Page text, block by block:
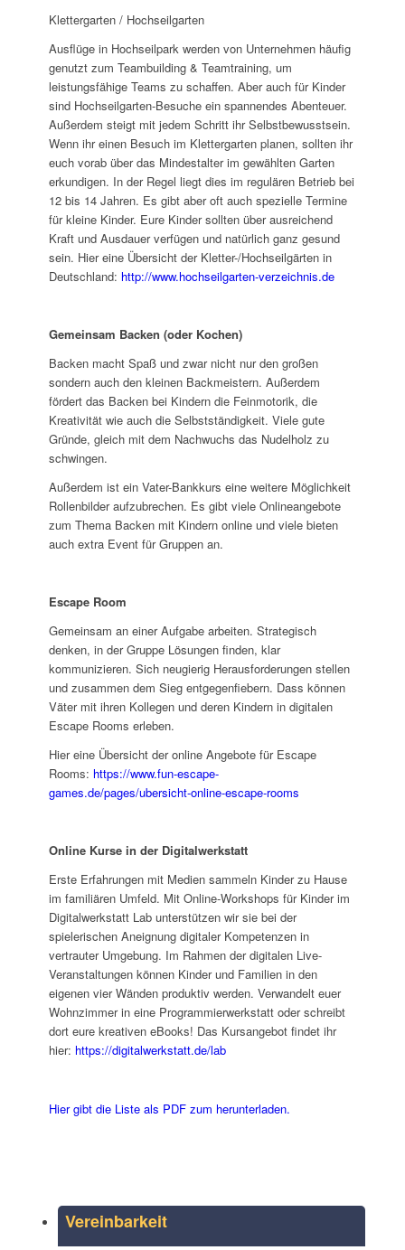
Vereinbarkeit
Klettergarten / Hochseilgarten
Ausflüge in Hochseilpark werden von Unternehmen häufig
genutzt zum Teambuilding & Teamtraining, um
leistungsfähige Teams zu schaffen. Aber auch für Kinder
sind Hochseilgarten-Besuche ein spannendes Abenteuer.
Außerdem steigt mit jedem Schritt ihr Selbstbewusstsein.
Wenn ihr einen Besuch im Klettergarten planen, sollten ihr
euch vorab über das Mindestalter im gewählten Garten
erkundigen. In der Regel liegt dies im regulären Betrieb bei
12 bis 14 Jahren. Es gibt aber oft auch spezielle Termine
für kleine Kinder. Eure Kinder sollten über ausreichend
Kraft und Ausdauer verfügen und natürlich ganz gesund
sein. Hier eine Übersicht der Kletter-/Hochseilgärten in
Deutschland: http://www.hochseilgarten-verzeichnis.de
Gemeinsam Backen (oder Kochen)
Backen macht Spaß und zwar nicht nur den großen
sondern auch den kleinen Backmeistern. Außerdem
fördert das Backen bei Kindern die Feinmotorik, die
Kreativität wie auch die Selbstständigkeit. Viele gute
Gründe, gleich mit dem Nachwuchs das Nudelholz zu
schwingen.
Außerdem ist ein Vater-Bankkurs eine weitere Möglichkeit
Rollenbilder aufzubrechen. Es gibt viele Onlineangebote
zum Thema Backen mit Kindern online und viele bieten
auch extra Event für Gruppen an.
Escape Room
Gemeinsam an einer Aufgabe arbeiten. Strategisch
denken, in der Gruppe Lösungen finden, klar
kommunizieren. Sich neugierig Herausforderungen stellen
und zusammen dem Sieg entgegenfiebern. Dass können
Väter mit ihren Kollegen und deren Kindern in digitalen
Escape Rooms erleben.
Hier eine Übersicht der online Angebote für Escape
Rooms: https://www.fun-escape-
games.de/pages/ubersicht-online-escape-rooms
Online Kurse in der Digitalwerkstatt
Erste Erfahrungen mit Medien sammeln Kinder zu Hause
im familiären Umfeld. Mit Online-Workshops für Kinder im
Digitalwerkstatt Lab unterstützen wir sie bei der
spielerischen Aneignung digitaler Kompetenzen in
vertrauter Umgebung. Im Rahmen der digitalen Live-
Veranstaltungen können Kinder und Familien in den
eigenen vier Wänden produktiv werden. Verwandelt euer
Wohnzimmer in eine Programmierwerkstatt oder schreibt
dort eure kreativen eBooks! Das Kursangebot findet ihr
hier: https://digitalwerkstatt.de/lab
Hier gibt die Liste als PDF zum herunterladen.